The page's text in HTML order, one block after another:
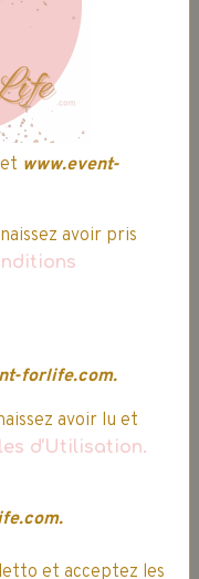
par
votre
www.event-
avoir pris
forlife.com.
avoir lu et
d'Utilisation.
et acceptez les